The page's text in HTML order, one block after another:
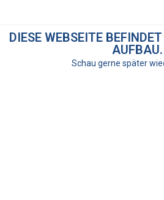
DIESE WEBSEITE
AUFBAU.
Schau gerne später